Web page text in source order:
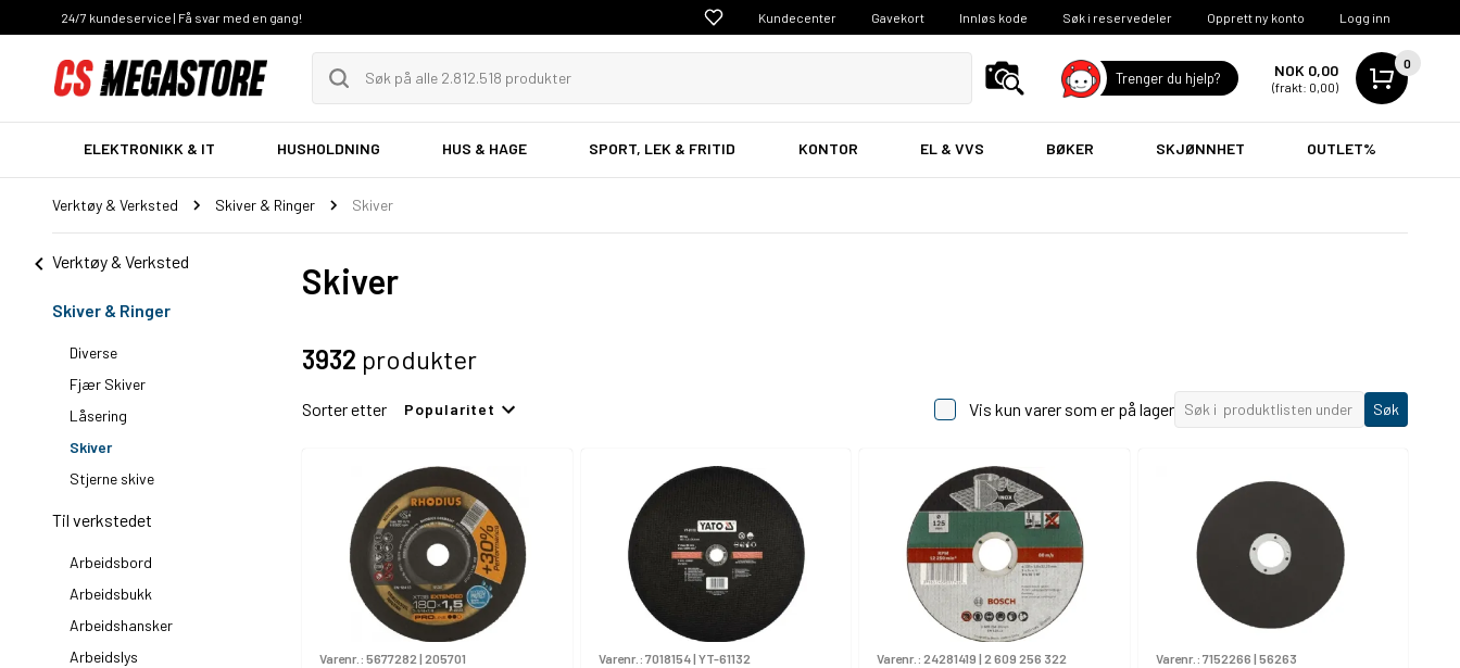
24/7 kundeservice | Få svar med en gang! Kundecenter Gavekort Innløs kode Søk i reservedeler Opprett ny konto Logg inn
Trenger du hjelp? NOK 0,00
(frakt: 0,00)
0
ELEKTRONIKK & IT HUSHOLDNING HUS & HAGE SPORT, LEK & FRITID KONTOR EL & VVS BØKER SKJØNNHET OUTLET%
Verktøy & Verksted Skiver & Ringer Skiver
Verktøy & Verksted
Skiver & Ringer
Diverse
Fjær Skiver
Låsering
Skiver
Stjerne skive
Til verkstedet
Arbeidsbord
Arbeidsbukk
Arbeidshansker
Arbeidslys
Skiver
3932 produkter
Sorter etter Popularitet Vis kun varer som er på lager Søk
Varenr.: 5677282 | 205701 Varenr.: 7018154| YT-61132 Varenr.: 24281419 | 2 609 256 322 Varenr.: 7152266 | 56263